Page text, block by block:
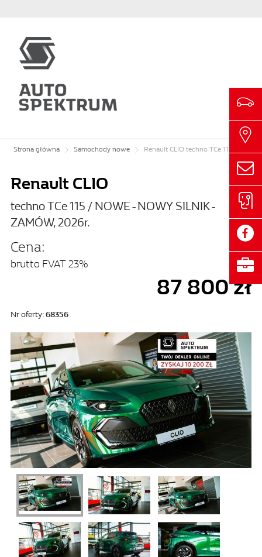
Strona główna Samochody nowe Renault CLIO techno TCe 115 / NOWE CLIO - NOWY SILNIK - ZAMÓW, 2026r.
Renault CLIO
techno TCe 115 / NOWE - NOWY SILNIK -
ZAMÓW, 2026r.
Cena:
brutto FVAT 23%
87 800 zł
Nr oferty:68356